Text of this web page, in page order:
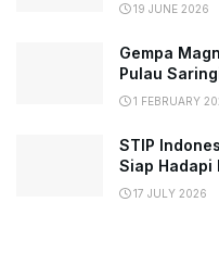
19 JUNE 2026
Gempa
Pulau
1 FEBRUARY
STIP
Siap Hadapi
17 JULY 2026